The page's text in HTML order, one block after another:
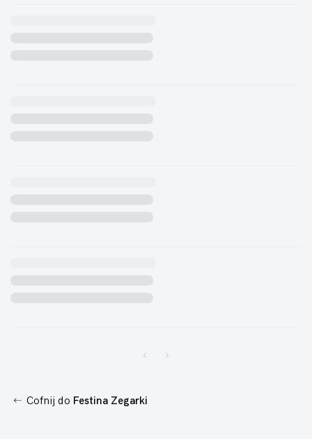
Cofnij do Festina Zegarki